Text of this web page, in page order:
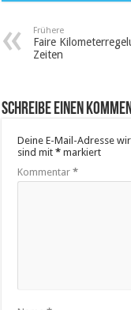
Frühere
Faire
Zeiten
Schreibe einen
Deine E-Mail-Adresse
sind mit* markiert
Kommentar*